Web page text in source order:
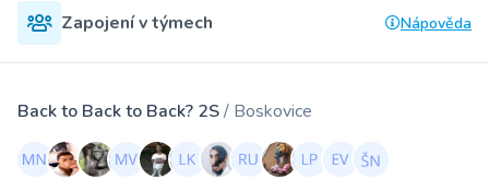
Zapojení v týmech Nápověda
Back to Back to Back? 2S/ Boskovice